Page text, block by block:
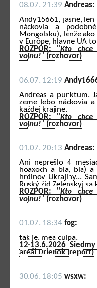
08.07. 21:39 Andreas:
Andy16661, jasné, len
náckovia a
Mongolsku), lenže
v Európe, hlavne UA
ROZPOR: "Kto
vojnu!" (rozhovor)
06.07. 12:19
Andreas a punktum.
zeme lebo náckovia
každej krajine.
ROZPOR: "Kto
vojnu!" (rozhovor)
01.07. 20:13 Andreas:
Ani neprešlo 4
hoaxoch a bla, bla)
hrdinov Ukrajiny...
Ruský žid Zelenskyj sa
ROZPOR: "Kto
vojnu!" (rozhovor)
01.07. 18:34 fog:
tak je. mea culpa.
12-13.6.2026
areál Drienok (report)
30.06. 18:05 wsxw: